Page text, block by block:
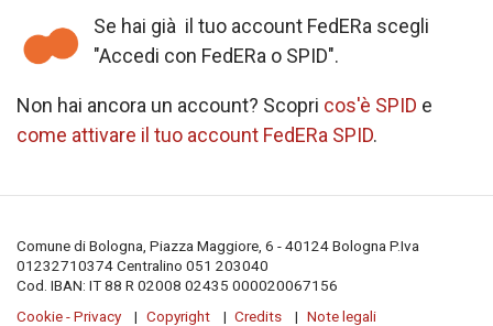
Se hai già il tuo account FedERa scegli
"Accedi con FedERa o SPID".
Non hai ancora un account? Scopri cos'è SPID e
come attivare il tuo account FedERa SPID.
Comune di Bologna, Piazza Maggiore, 6 - 40124 Bologna P.Iva
01232710374 Centralino 051 203040
Cod. IBAN: IT 88 R 02008 02435 000020067156
Cookie - Privacy
Copyright Credits Note legali